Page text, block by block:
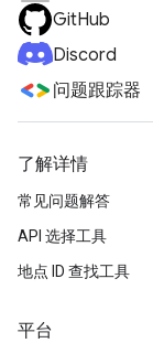
GitHub
Discord
问题跟踪器
了解详情
常见问题解答
API 选择工具
地点 ID 查找工具
平台